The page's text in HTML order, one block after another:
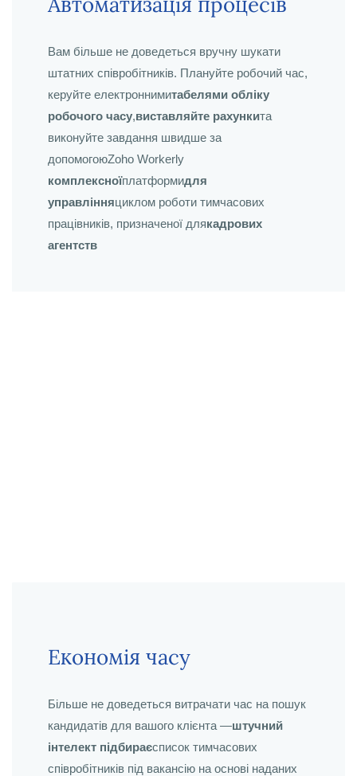
Вам більше не доведеться вручну шукати
штатних співробітників. Плануйте робочий час,
керуйте електроннимитабелями обліку
робочого часу,виставляйте рахункита
виконуйте завдання швидше за
допомогоюZoho Workerly
комплексноїплатформидля
управлінняциклом роботи тимчасових
працівників, призначеної длякадрових
агентств
Економія часу
Більше не доведеться витрачати час на пошук
кандидатів для вашого клієнта —штучний
інтелект підбираєсписок тимчасових
співробітників під вакансію на основі наданих